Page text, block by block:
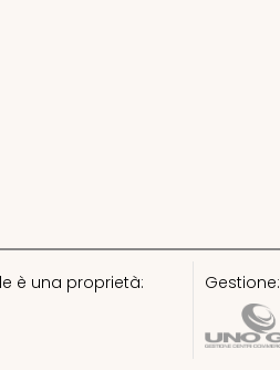
è una proprietà: Gestione: